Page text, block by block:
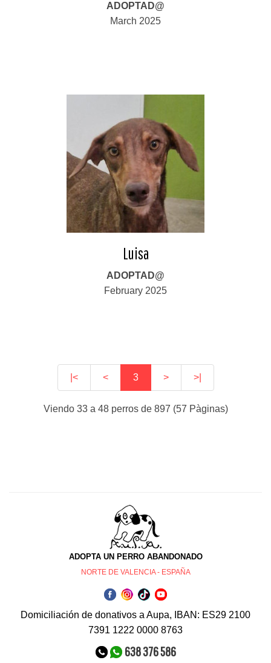
ADOPTAD@
March 2025
Luisa
ADOPTAD@
February 2025
|< < 3 > >|
Viendo 33 a 48 perros de 897 (57 Pàginas)
ADOPTA UN PERRO ABANDONADO
NORTE DE VALENCIA - ESPAÑA
Domiciliación de donativos a Aupa, IBAN: ES29 2100
7391 1222 0000 8763
638 376 586